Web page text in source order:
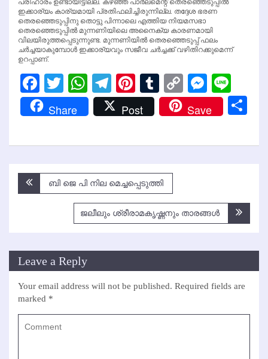
ഇക്കാര്യം കാര്യമായി പ്രതിഫലിച്ചിരുന്നില്ല. തദ്ദേശ ഭരണ
തെരഞ്ഞെടുപ്പിനു തൊട്ടു പിന്നാലെ എത്തിയ നിയമസഭാ
തെരഞ്ഞെടുപ്പില്‍ മുന്നണിയിലെ അനൈക്യ കാരണമായി
വിലയിരുത്തപ്പെടുന്നുണ്ട. മുന്നണിയില്‍ തെരഞ്ഞെടുപ്പ് ഫലം
ചര്‍ച്ചയാകുമ്പോള്‍ ഇക്കാര്യവും സജീവ ചര്‍ച്ചക്ക് വഴിതിറക്കുമെന്ന്
ഉറപ്പാണ്.
Facebook
Twitter
WhatsApp
Telegram
Pinterest
Tumblr
Copy
Link
Share Post Save
Post
navigation
ബി ജെ പി നില മെച്ചപ്പെടുത്തി
ജലീലും ശ്രീരാമകൃഷ്ണനും താരങ്ങള്‍
Leave a Reply
Your email address will not be published. Required fields are
marked *